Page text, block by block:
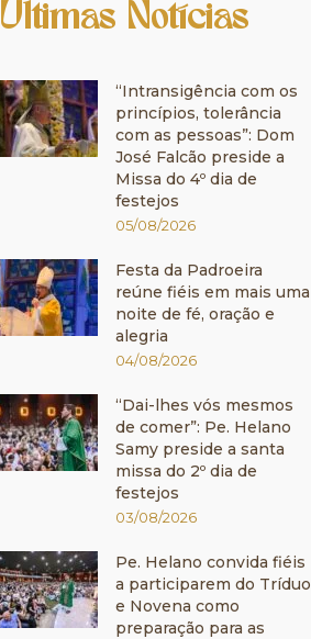
Últimas Notícias
“Intransigência com os
princípios, tolerância
com as pessoas”: Dom
José Falcão preside a
Missa do 4º dia de
festejos
05/08/2026
Festa da Padroeira
reúne fiéis em mais uma
noite de fé, oração e
alegria
04/08/2026
“Dai-lhes vós mesmos
de comer”: Pe. Helano
Samy preside a santa
missa do 2º dia de
festejos
03/08/2026
Pe. Helano convida fiéis
a participarem do Tríduo
e Novena como
preparação para as